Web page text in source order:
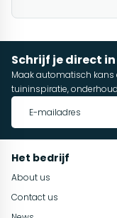
Schrijf je direct
Maak automatisch
tuininspiratie,
Het bedrijf
About us
Contact us